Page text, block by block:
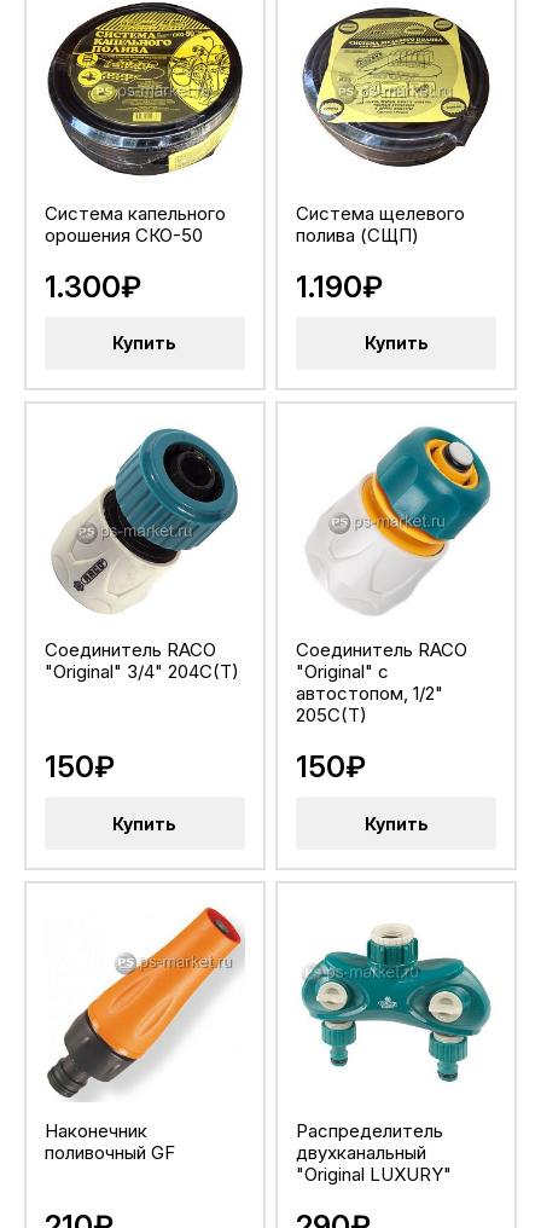
Система капельного
орошения СКО-50
1.300₽
Купить
Система щелевого
полива (СЩП)
1.190₽
Купить
Соединитель RACO
"Original" 3/4" 204C(T)
150₽
Купить
Соединитель RACO
"Original" с
автостопом, 1/2"
205C(T)
150₽
Купить
Наконечник
поливочный GF
Распределитель
двухканальный
"Original LUXURY"